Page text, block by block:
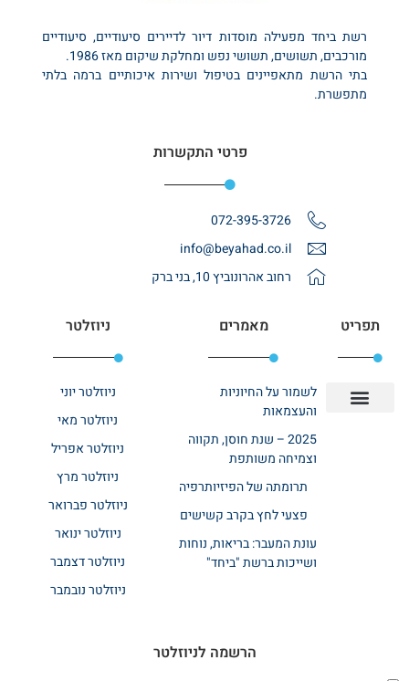
רשת ביחד מפעילה מוסדות דיור לדיירים סיעודיים, סיעודיים
מורכבים, תשושים, תשושי נפש ומחלקת שיקום מאז 1986.
בתי הרשת מתאפיינים בטיפול ושירות איכותיים ברמה בלתי
מתפשרת.
פרטי התקשרות
072-395-3726
info@beyahad.co.il
רחוב אהרונוביץ 10, בני ברק
תפריט מאמרים
לשמור על החיוניות
והעצמאות
2025 – שנת חוסן, תקווה
וצמיחה משותפת
תרומתה של הפיזיותרפיה
פצעי לחץ בקרב קשישים
עונת המעבר: בריאות, נוחות
ושייכות ברשת "ביחד"
ניוזלטר
ניוזלטר יוני
ניוזלטר מאי
ניוזלטר אפריל
ניוזלטר מרץ
ניוזלטר פברואר
ניוזלטר ינואר
ניוזלטר דצמבר
ניוזלטר נובמבר
הרשמה לניוזלטר